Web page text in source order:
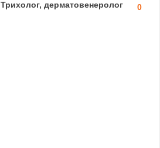
0
Трихолог, дерматовенеролог